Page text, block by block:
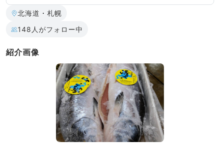
北海道・札幌
148人がフォロー中
紹介画像